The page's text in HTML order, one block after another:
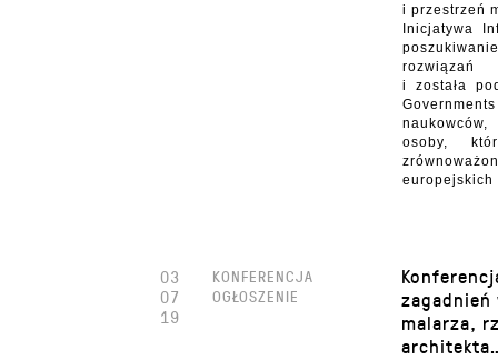
i przestrzeń
Inicjatywa
rozwiązań
i została
osoby,
europejskich
malarza,
KONFERENCJA
OGŁOSZENIE
03
07
19